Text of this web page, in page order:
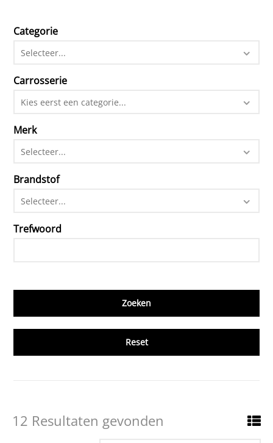
Categorie
Selecteer...
Carrosserie
Kies eerst een categorie...
Merk
Selecteer...
Brandstof
Selecteer...
Trefwoord
Reset
12 Resultaten gevonden